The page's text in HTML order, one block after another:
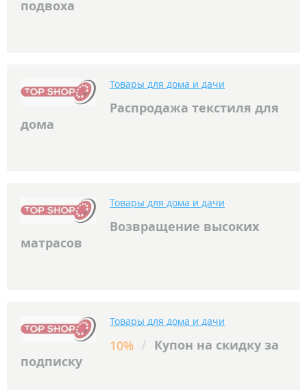
подвоха
Товары для дома и дачи
Распродажа текстиля для
дома
Товары для дома и дачи
Возвращение высоких
матрасов
Товары для дома и дачи
10% / Купон на скидку за
подписку